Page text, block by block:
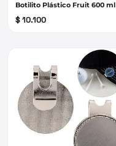
Botilito Plástico Fruit 600 ml
$ 10.100